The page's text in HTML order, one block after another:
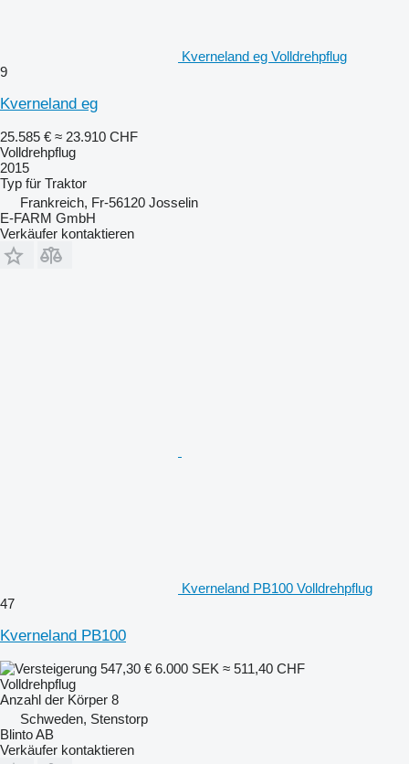
Kverneland eg Volldrehpflug
9
Kverneland eg
25.585 € ≈ 23.910 CHF
Volldrehpflug
2015
Typ für Traktor
Frankreich, Fr-56120 Josselin
E-FARM GmbH
Verkäufer kontaktieren
Kverneland PB100 Volldrehpflug
47
Kverneland PB100
547,30 € 6.000 SEK ≈ 511,40 CHF
Volldrehpflug
Anzahl der Körper 8
Schweden, Stenstorp
Blinto AB
Verkäufer kontaktieren